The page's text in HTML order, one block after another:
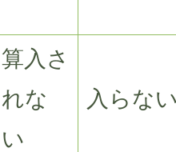
算入さ
れな
い
入らな